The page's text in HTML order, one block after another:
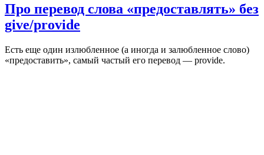
Про перевод слова «предоставлять» без
give/provide
Есть еще один излюбленное (а иногда и залюбленное слово)
«предоставить», самый частый его перевод — provide.